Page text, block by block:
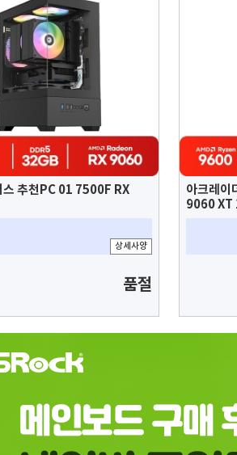
스 추천PC 01 7500F RX
상세사양
품절
아크레이
9060 XT